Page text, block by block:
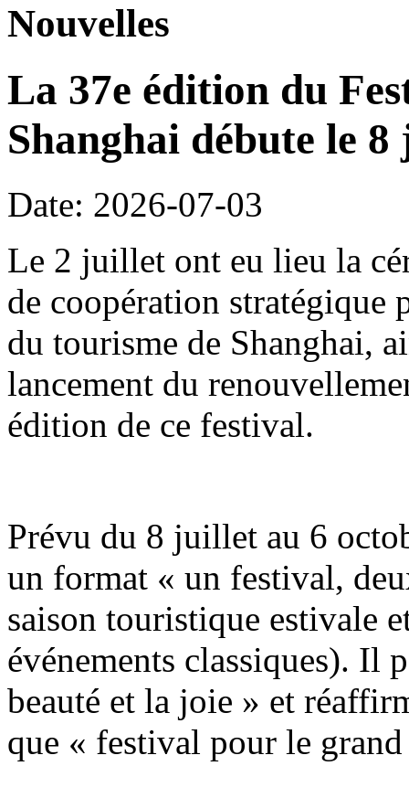
Nouvelles
La 37e édition du
Shanghai débute le
Date: 2026-07-03
Le 2 juillet ont eu lieu la
de coopération stratégique
du tourisme de Shanghai,
lancement du
édition de ce festival.
Prévu du 8 juillet au 6
un format « un festival,
saison touristique estivale
événements classiques). Il
beauté et la joie » et
que « festival pour le